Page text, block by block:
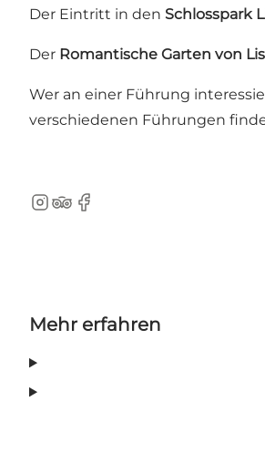
Der Eintritt in den Schlosspark
Der Romantische Garten von
Wer an einer Führung
verschiedenen Führungen
Instagram
TripAdvisor
Facebook
Mehr erfahren